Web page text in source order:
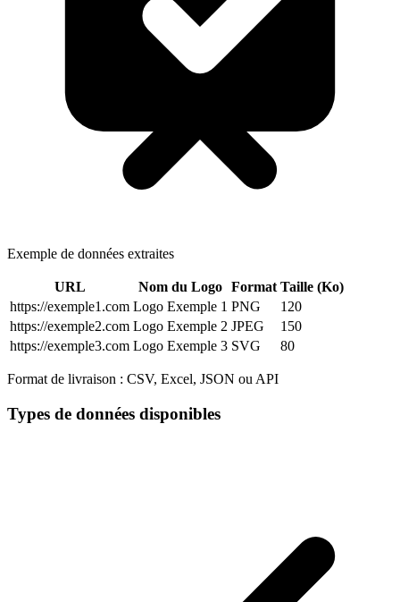
Exemple de données extraites
URL Nom du Logo Format Taille (Ko)
https://exemple1.com Logo Exemple 1 PNG
120
https://exemple2.com Logo Exemple 2 JPEG
150
https://exemple3.com Logo Exemple 3 SVG 80
Format de livraison : CSV, Excel, JSON ou API
Types de données disponibles